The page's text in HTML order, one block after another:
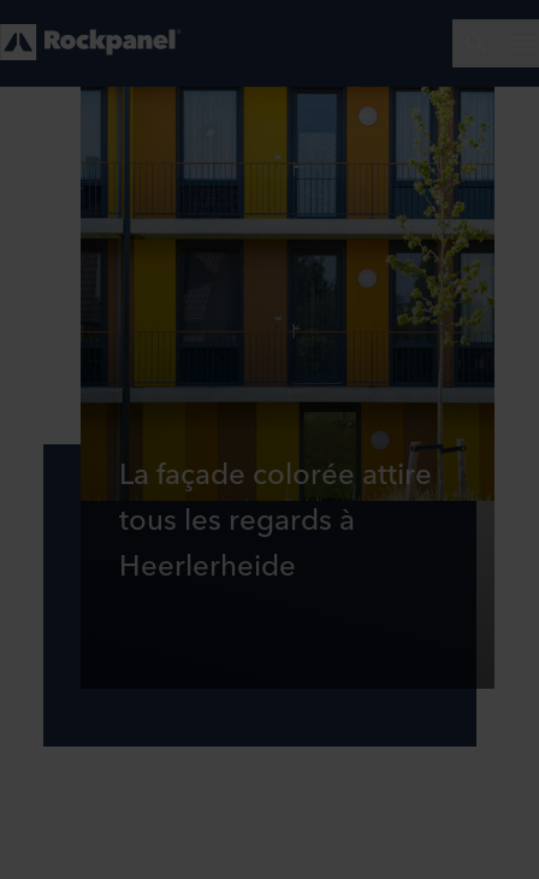
La façade colorée attire
tous les regards à
Heerlerheide